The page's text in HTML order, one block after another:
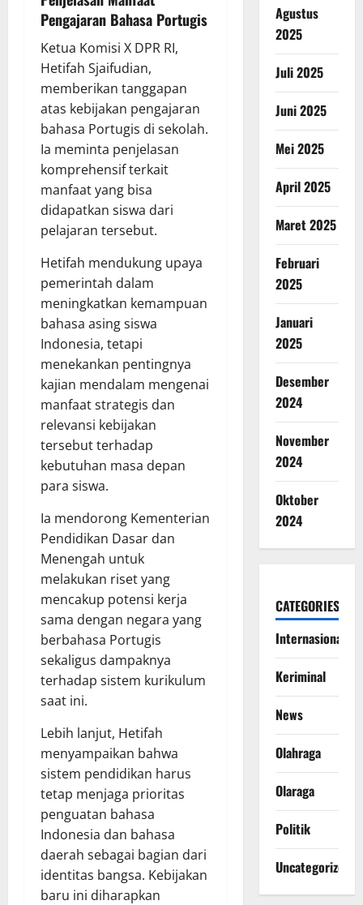
Pengajaran Bahasa Portugis
Ketua Komisi X DPR RI,
Hetifah Sjaifudian,
memberikan tanggapan
atas kebijakan pengajaran
bahasa Portugis di sekolah.
Ia meminta penjelasan
komprehensif terkait
manfaat yang bisa
didapatkan siswa dari
pelajaran tersebut.
Hetifah mendukung upaya
pemerintah dalam
meningkatkan kemampuan
bahasa asing siswa
Indonesia, tetapi
menekankan pentingnya
kajian mendalam mengenai
manfaat strategis dan
relevansi kebijakan
tersebut terhadap
kebutuhan masa depan
para siswa.
Ia mendorong Kementerian
Pendidikan Dasar dan
Menengah untuk
melakukan riset yang
mencakup potensi kerja
sama dengan negara yang
berbahasa Portugis
sekaligus dampaknya
terhadap sistem kurikulum
saat ini.
Lebih lanjut, Hetifah
menyampaikan bahwa
sistem pendidikan harus
tetap menjaga prioritas
penguatan bahasa
Indonesia dan bahasa
daerah sebagai bagian dari
identitas bangsa. Kebijakan
baru ini diharapkan
Agustus
2025
Juli 2025
Juni 2025
Mei 2025
April 2025
Maret 2025
Februari
2025
Januari
2025
Desember
2024
November
2024
Oktober
2024
CATEGORIES
Internasional
Keriminal
News
Olahraga
Olaraga
Politik
Uncategorized